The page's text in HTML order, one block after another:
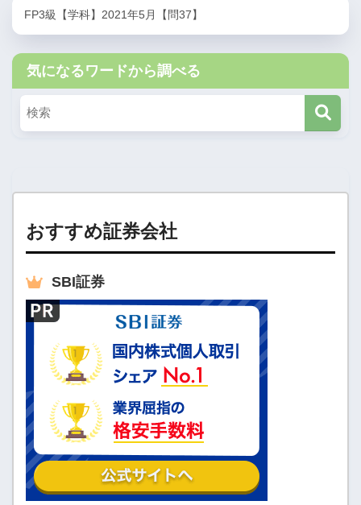
FP3級【学科】2021年5月【問37】
気になるワードから調べる
おすすめ証券会社
SBI証券